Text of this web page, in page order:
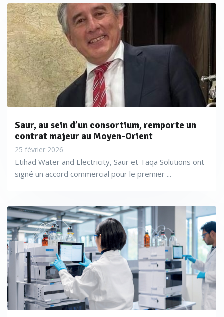
Saur, au sein d’un consortium, remporte un
contrat majeur au Moyen-Orient
25 février 2026
Etihad Water and Electricity, Saur et Taqa Solutions ont
signé un accord commercial pour le premier ...